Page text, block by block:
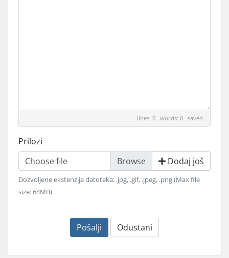
lines: 0 words: 0 saved
Prilozi
Choose file
Dodaj još
Dozvoljene ekstenzije datoteka: .jpg, .gif, .jpeg, .png (Max file
size: 64MB)
Pošalji Odustani